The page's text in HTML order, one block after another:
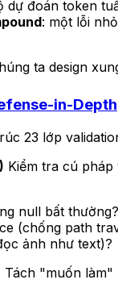
dự đoán token
: một lỗi
ta design
in-Depth
23 lớp
Kiểm tra cú
null bất thường?
(chống path
ảnh như text)?
Tách "muốn